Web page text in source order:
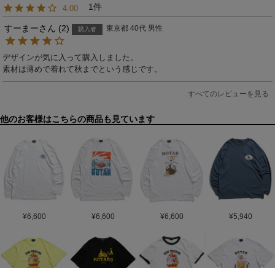
4.00 1
すーまー 2 購入者 東京都 40代 男性
デザインが気に入って購入しました。
素材は薄めで着れて秋までという感じです。
すべてのレビューを見る
他のお客様はこちらの商品も見ています
¥6,600 ¥6,600 ¥6,600 ¥5,940